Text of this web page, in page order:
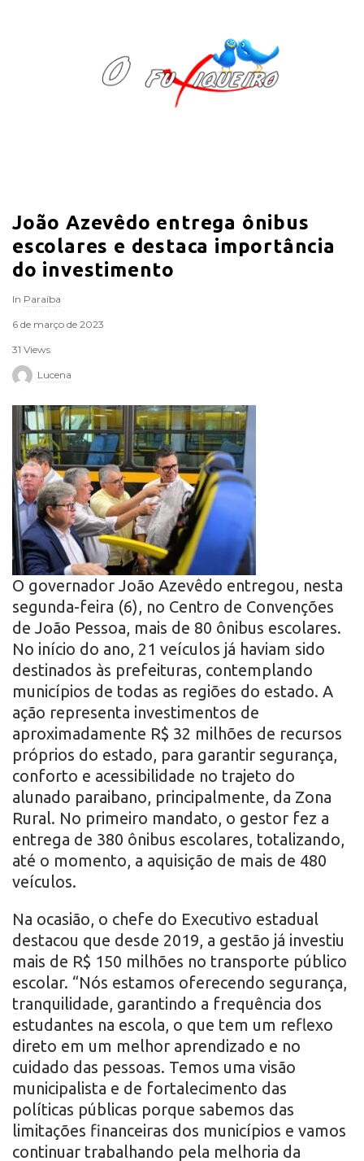
F
q
u
e
r
o
João Azevêdo entrega ônibus
escolares e destaca importância
do investimento
In Paraíba
6 de março de 2023
31 Views
Lucena
O governador João Azevêdo entregou, nesta
segunda-feira (6), no Centro de Convenções
de João Pessoa, mais de 80 ônibus escolares.
No início do ano, 21 veículos já haviam sido
destinados às prefeituras, contemplando
municípios de todas as regiões do estado. A
ação representa investimentos de
aproximadamente R$ 32 milhões de recursos
próprios do estado, para garantir segurança,
conforto e acessibilidade no trajeto do
alunado paraibano, principalmente, da Zona
Rural. No primeiro mandato, o gestor fez a
entrega de 380 ônibus escolares, totalizando,
até o momento, a aquisição de mais de 480
veículos.
Na ocasião, o chefe do Executivo estadual
destacou que desde 2019, a gestão já investiu
mais de R$ 150 milhões no transporte público
escolar. “Nós estamos oferecendo segurança,
tranquilidade, garantindo a frequência dos
estudantes na escola, o que tem um reflexo
direto em um melhor aprendizado e no
cuidado das pessoas. Temos uma visão
municipalista e de fortalecimento das
políticas públicas porque sabemos das
limitações financeiras dos municípios e vamos
continuar trabalhando pela melhoria da